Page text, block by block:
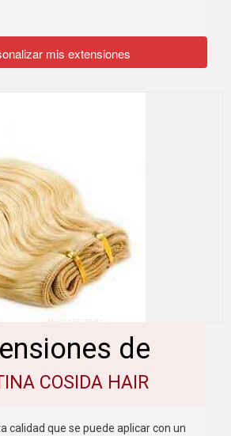
mis extensiones
de
COSIDA HAIR
calidad que se puede aplicar con un